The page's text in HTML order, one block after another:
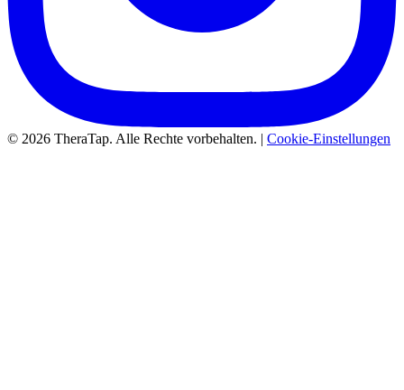
© 2026 TheraTap. Alle Rechte vorbehalten. | Cookie-Einstellungen